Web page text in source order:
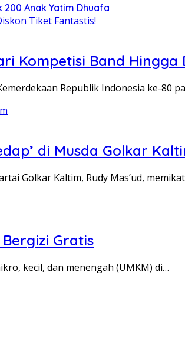
200 Anak Yatim Dhuafa
Kompetisi Band Hingga
Republik Indonesia ke-80
di Musda Golkar
Golkar Kaltim, Rudy Mas’ud,
Gratis
kecil, dan menengah (UMKM) di…